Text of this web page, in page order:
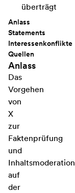
überträgt
Anlass
Statements
Interessenkonflikte
Quellen
Anlass
Das
Vorgehen
von
X
zur
Faktenprüfung
und
Inhaltsmoderation
auf
der